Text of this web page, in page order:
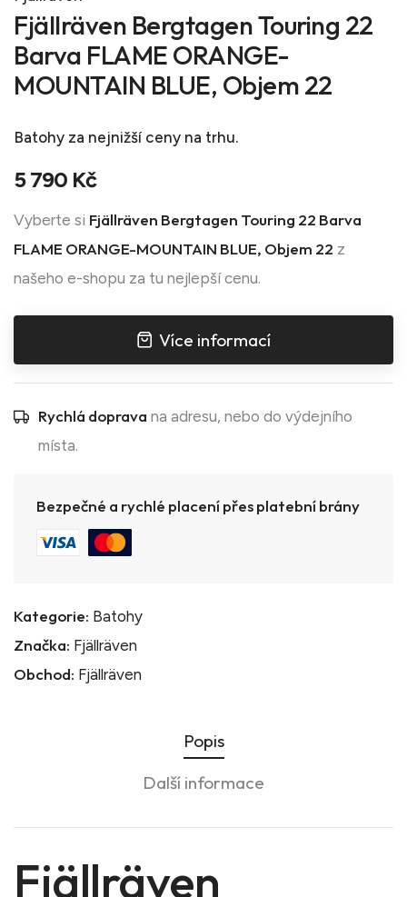
Fjällräven Bergtagen Touring 22
Barva FLAME ORANGE-
MOUNTAIN BLUE, Objem 22
Batohy za nejnižší ceny na trhu.
5 790 Kč
Vyberte si Fjällräven Bergtagen Touring 22 Barva
FLAME ORANGE-MOUNTAIN BLUE, Objem 22 z
našeho e-shopu za tu nejlepší cenu.
Více informací
Rychlá doprava na adresu, nebo do výdejního
místa.
Bezpečné a rychlé placení přes platební brány
Kategorie: Batohy
Značka: Fjällräven
Obchod: Fjällräven
Popis
Další informace
Fjällräven